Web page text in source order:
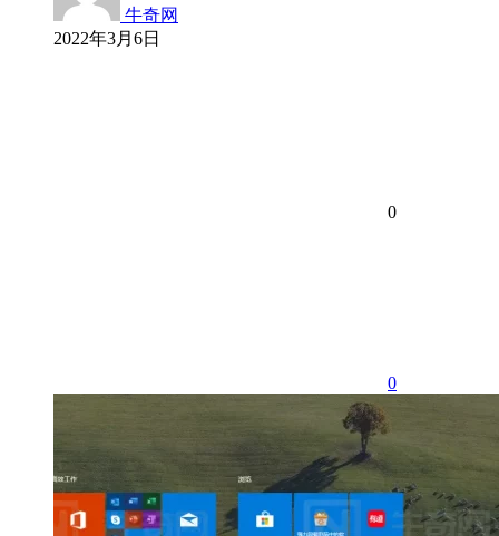
牛奇网
2022年3月6日
0
0